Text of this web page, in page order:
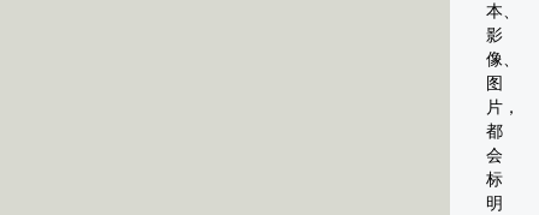
本、
影
像、
图
片，
都
会
标
明